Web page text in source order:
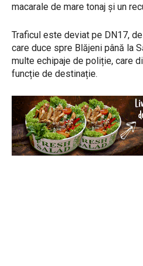
macarale de mare tonaj și un
Traficul este deviat pe DN17,
care duce spre Blăjeni până la
multe echipaje de poliție, care
funcție de destinație.